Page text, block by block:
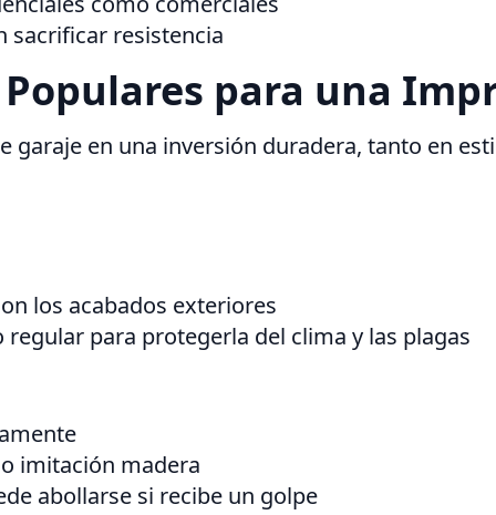
sacrificar resistencia
para una
garaje en una inversión duradera, tanto en
los acabados exteriores
para protegerla del clima y las plagas
imitación madera
abollarse si recibe un golpe